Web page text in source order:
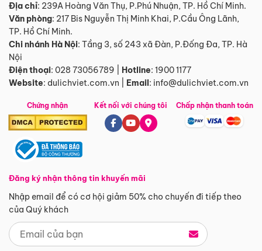
Địa chỉ: 239A Hoàng Văn Thụ, P.Phú Nhuận, TP. Hồ Chí Minh.
Văn phòng: 217 Bis Nguyễn Thị Minh Khai, P.Cầu Ông Lãnh,
TP. Hồ Chí Minh.
Chi nhánh Hà Nội: Tầng 3, số 243 xã Đàn, P.Đống Đa, TP. Hà
Nội
Điện thoại: 028 73056789 Hotline: 1900 1177
Website: dulichviet.com.vn Email: info@dulichviet.com.vn
Chứng nhận
Đăng ký nhận thông tin khuyến mãi
Nhập email để có cơ hội giảm 50% cho chuyến đi tiếp theo
của Quý khách
Kết nối với chúng tôi Chấp nhận thanh toán